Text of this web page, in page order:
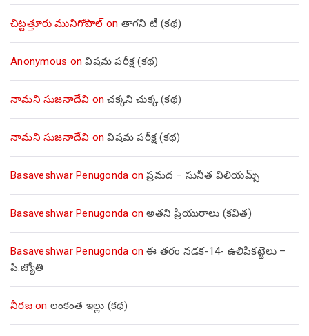
చిట్టత్తూరు మునిగోపాల్on తాగని టీ (కథ)
Anonymous onవిషమ పరీక్ష (క‌థ‌)
నామని సుజనాదేవి onచక్కని చుక్క (కథ)
నామని సుజనాదేవి onవిషమ పరీక్ష (క‌థ‌)
Basaveshwar Penugonda onప్రమద – సునీత విలియమ్స్
Basaveshwar Penugonda onఅతని ప్రియురాలు (కవిత)
Basaveshwar Penugonda onఈ తరం నడక-14- ఉలిపికట్టెలు –
పి.జ్యోతి
నీరజon లంకంత ఇల్లు (కథ)